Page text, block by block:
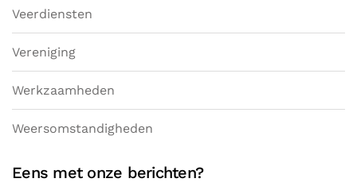
Veerdiensten
Vereniging
Werkzaamheden
Weersomstandigheden
Eens met onze berichten?